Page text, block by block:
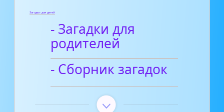
Загадки для детей
- Загадки для
родителей
- Сборник загадок